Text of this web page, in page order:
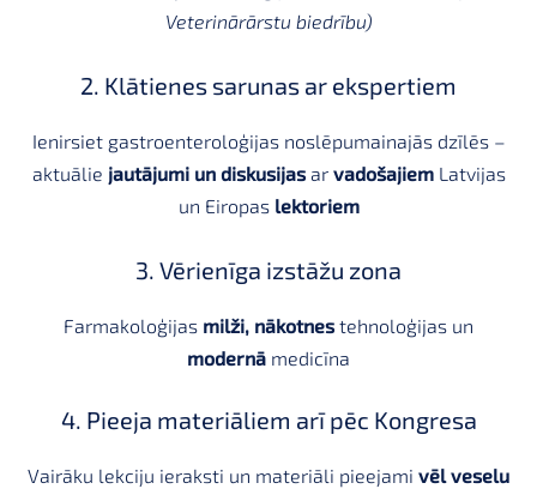
Veterinārārstu biedrību)
2. Klātienes sarunas ar ekspertiem
Ienirsiet gastroenteroloģijas noslēpumainajās dzīlēs –
aktuālie jautājumi un diskusijasar vadošajiem Latvijas
un Eiropas lektoriem
3. Vērienīga izstāžu zona
Farmakoloģijas milži, nākotnes tehnoloģijas un
modernā medicīna
4. Pieeja materiāliem arī pēc Kongresa
Vairāku lekciju ieraksti un materiāli pieejami vēl veselu